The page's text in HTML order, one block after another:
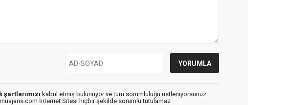
şartlarımızı kabul etmiş bulunuyor ve tüm sorumluluğu üstleniyorsunuz.
İnternet Sitesi hiçbir şekilde sorumlu tutulamaz